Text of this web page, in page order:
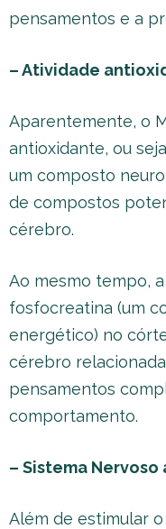
pensamentos e a
– Atividade
Aparentemente, o
antioxidante, ou
um composto
de compostos
cérebro.
Ao mesmo tempo,
fosfocreatina (um
energético) no
cérebro
pensamentos
comportamento.
– Sistema Nervoso
Além de estimular